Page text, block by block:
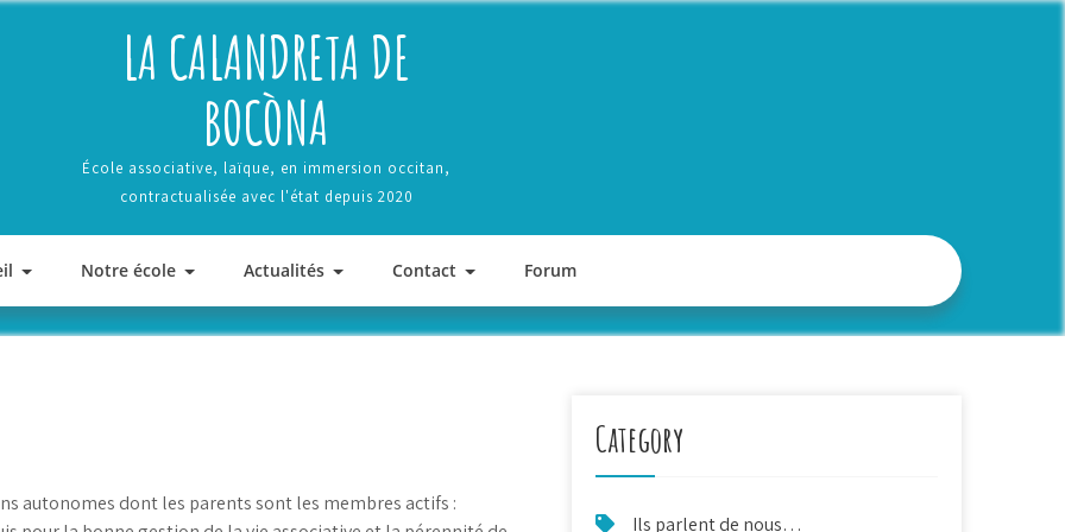
LA CALANDRETA DE
BOCÒNA
École associative, laïque, en immersion occitan,
contractualisée avec l'état depuis 2020
Notre école Actualités Contact Forum
autonomes dont les parents sont les membres actifs :
Category
Ils parlent de nous…